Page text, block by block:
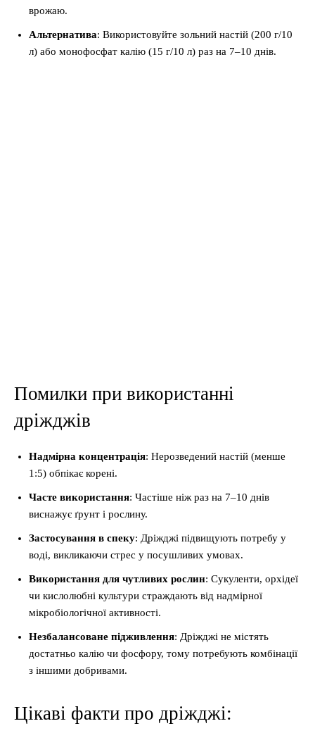
врожаю.
Альтернатива: Використовуйте зольний настій (200 г/10
л) або монофосфат калію (15 г/10 л) раз на 7–10 днів.
Помилки при використанні
дріжджів
Надмірна концентрація: Нерозведений настій (менше
1:5) обпікає корені.
Часте використання: Частіше ніж раз на 7–10 днів
виснажує ґрунт і рослину.
Застосування в спеку: Дріжджі підвищують потребу у
воді, викликаючи стрес у посушливих умовах.
Використання для чутливих рослин: Сукуленти, орхідеї
чи кислолюбні культури страждають від надмірної
мікробіологічної активності.
Незбалансоване підживлення: Дріжджі не містять
достатньо калію чи фосфору, тому потребують комбінації
з іншими добривами.
Цікаві факти про дріжджі: